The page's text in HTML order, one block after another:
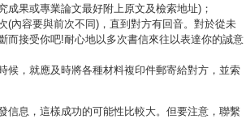
果或專業論文最好附上原文及檢索地址)；
(內容要與前次不同)，直到對方有回音。對於從未
而接受你吧!耐心地以多次書信來往以表達你的誠意
候，就應及時將各種材料複印件郵寄給對方，並索
信息，這樣成功的可能性比較大。但要注意，聯繫